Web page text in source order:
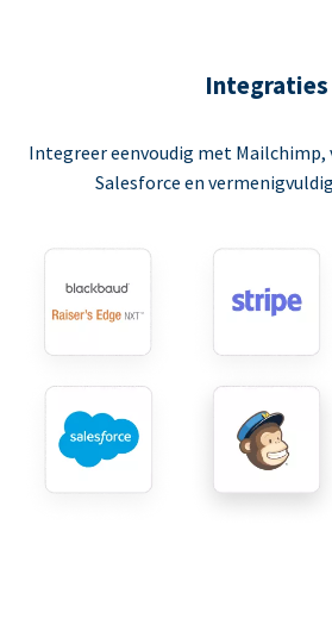
Integraties
Integreer eenvoudig met Mailchimp,
Salesforce en